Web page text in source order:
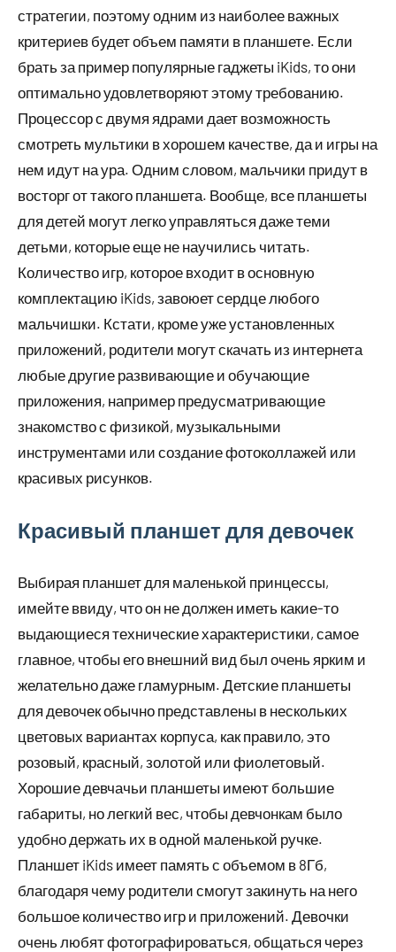
стратегии, поэтому одним из наиболее важных
критериев будет объем памяти в планшете. Если
брать за пример популярные гаджеты iKids, то они
оптимально удовлетворяют этому требованию.
Процессор с двумя ядрами дает возможность
смотреть мультики в хорошем качестве, да и игры на
нем идут на ура. Одним словом, мальчики придут в
восторг от такого планшета. Вообще, все планшеты
для детей могут легко управляться даже теми
детьми, которые еще не научились читать.
Количество игр, которое входит в основную
комплектацию iKids, завоюет сердце любого
мальчишки. Кстати, кроме уже установленных
приложений, родители могут скачать из интернета
любые другие развивающие и обучающие
приложения, например предусматривающие
знакомство с физикой, музыкальными
инструментами или создание фотоколлажей или
красивых рисунков.
Красивый планшет для девочек
Выбирая планшет для маленькой принцессы,
имейте ввиду, что он не должен иметь какие-то
выдающиеся технические характеристики, самое
главное, чтобы его внешний вид был очень ярким и
желательно даже гламурным. Детские планшеты
для девочек обычно представлены в нескольких
цветовых вариантах корпуса, как правило, это
розовый, красный, золотой или фиолетовый.
Хорошие девчачьи планшеты имеют большие
габариты, но легкий вес, чтобы девчонкам было
удобно держать их в одной маленькой ручке.
Планшет iKids имеет память с объемом в 8Гб,
благодаря чему родители смогут закинуть на него
большое количество игр и приложений. Девочки
очень любят фотографироваться, общаться через